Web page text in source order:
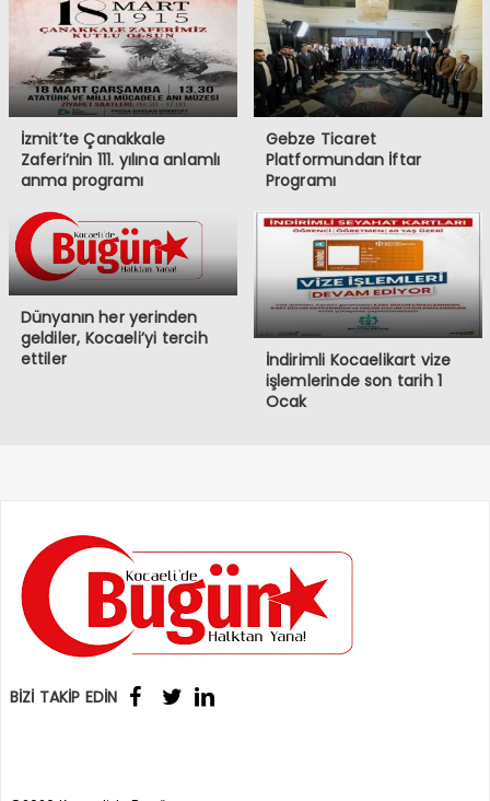
İzmit’te Çanakkale
Zaferi’nin 111. yılına anlamlı
anma programı
Gebze Ticaret
Platformundan İftar
Programı
Dünyanın her yerinden
geldiler, Kocaeli’yi tercih
ettiler
İndirimli Kocaelikart vize
işlemlerinde son tarih 1
Ocak
BİZİ TAKİP EDİN